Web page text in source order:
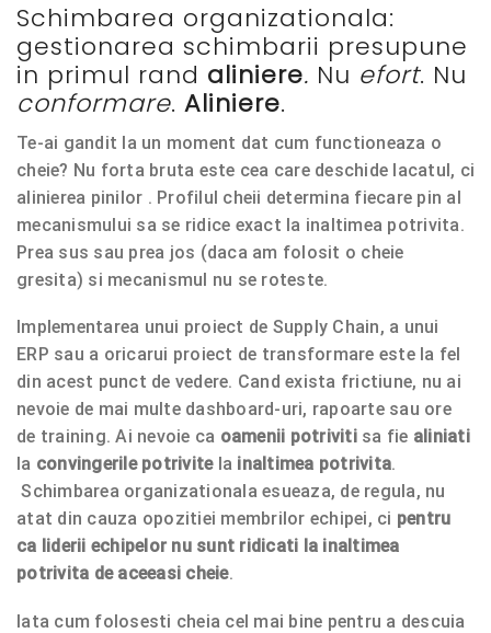
Schimbarea organizationala:
gestionarea schimbarii presupune
in primul rand aliniere. Nu efort. Nu
conformare. Aliniere.
Te-ai gandit la un moment dat cum functioneaza o
cheie? Nu forta bruta este cea care deschide lacatul, ci
alinierea pinilor . Profilul cheii determina fiecare pin al
mecanismului sa se ridice exact la inaltimea potrivita.
Prea sus sau prea jos (daca am folosit o cheie
gresita) si mecanismul nu se roteste.
Implementarea unui proiect de Supply Chain, a unui
ERP sau a oricarui proiect de transformare este la fel
din acest punct de vedere. Cand exista frictiune, nu ai
nevoie de mai multe dashboard-uri, rapoarte sau ore
de training. Ai nevoie ca oamenii potrivitisa fie aliniati
la convingerile potrivitela inaltimea potrivita.
Schimbarea organizationala esueaza, de regula, nu
atat din cauza opozitiei membrilor echipei, ci pentru
ca liderii echipelor nu sunt ridicati la inaltimea
potrivita de aceeasi cheie.
Iata cum folosesti cheia cel mai bine pentru a descuia